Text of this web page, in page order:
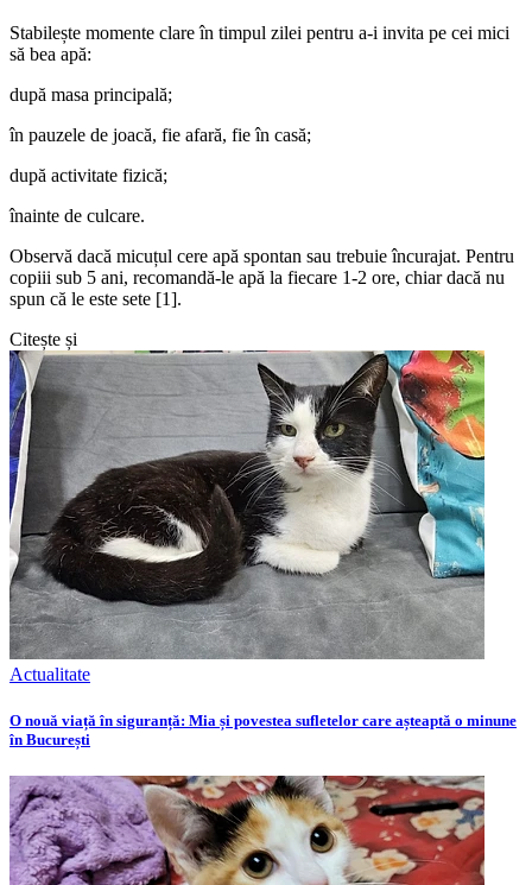
Stabilește momente clare în timpul zilei pentru a-i invita pe cei mici
să bea apă:
după masa principală;
în pauzele de joacă, fie afară, fie în casă;
după activitate fizică;
înainte de culcare.
Observă dacă micuțul cere apă spontan sau trebuie încurajat. Pentru
copiii sub 5 ani, recomandă-le apă la fiecare 1-2 ore, chiar dacă nu
spun că le este sete [1].
Citește și
Actualitate
O nouă viață în siguranță: Mia și povestea sufletelor care așteaptă o minune
în București